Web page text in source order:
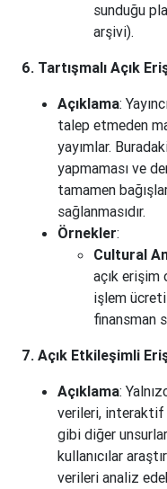
sunduğu
arşivi).
6. Tartışmalı Açık
Açıklama:
talep etmeden
yayımlar.
yapmaması ve
tamamen
sağlanmasıdır.
Örnekler:
Cultural
açık erişim
işlem
finansman
7. Açık Etkileşimli
Açıklama:
verileri, interaktif
gibi diğer
kullanıcılar
verileri analiz